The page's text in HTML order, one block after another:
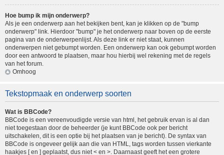
Hoe bump ik mijn onderwerp?
Als je een onderwerp aan het bekijken bent, kan je klikken op de "bump
onderwerp" link. Hierdoor "bump" je het onderwerp naar boven op de eerste
pagina van de onderwerpenlijst. Als deze link er niet staat, kunnen
onderwerpen niet gebumpt worden. Een onderwerp kan ook gebumpt worden
door een antwoord te plaatsen, maar hou hierbij wel rekening met de regels
van het forum.
Omhoog
Tekstopmaak en onderwerp soorten
Wat is BBCode?
BBCode is een vereenvoudigde versie van html, het gebruik ervan is al dan
niet toegestaan door de beheerder (je kunt BBCode ook per bericht
uitschakelen, dit is een optie bij het plaatsen van je bericht). De syntax van
BBCode is ongeveer gelijk aan die van HTML, tags worden tussen vierkante
haakjes [ en ] geplaatst, dus niet < en >. Daarnaast geeft het een grotere